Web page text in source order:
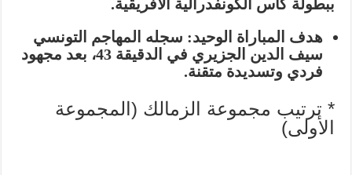
ببطولة كأس الكونفدرالية الأفريقية.
هدف المباراة الوحيد: سجله المهاجم التونسي
سيف الدين الجزيري
في الدقيقة 43، بعد مجهود
فردي وتسديدة متقنة.
* ترتيب مجموعة الزمالك (المجموعة
الأولى)